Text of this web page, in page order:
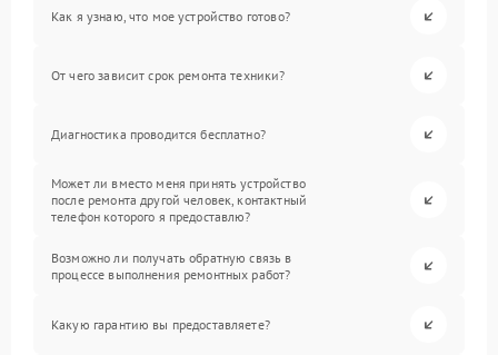
Как я узнаю, что мое устройство готово?
От чего зависит срок ремонта техники?
Диагностика проводится бесплатно?
Может ли вместо меня принять устройство
после ремонта другой человек, контактный
телефон которого я предоставлю?
Возможно ли получать обратную связь в
процессе выполнения ремонтных работ?
Какую гарантию вы предоставляете?